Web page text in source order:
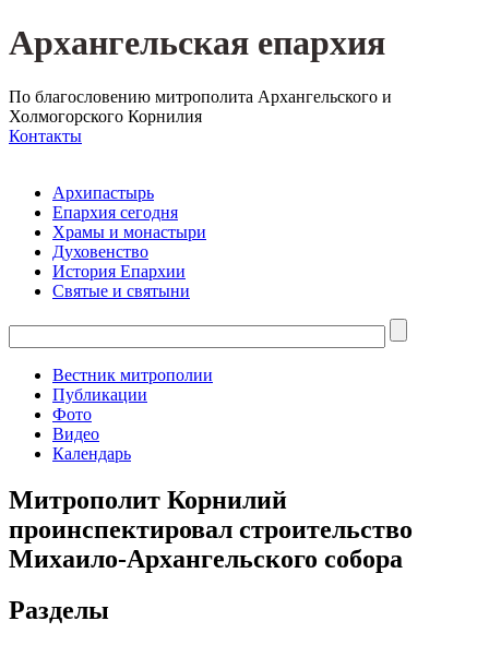
Архангельская епархия
По благословению митрополита Архангельского и
Холмогорского Корнилия
Контакты
Архипастырь
Епархия сегодня
Храмы и монастыри
Духовенство
История Епархии
Святые и святыни
Вестник митрополии
Публикации
Фото
Видео
Календарь
Митрополит Корнилий
проинспектировал строительство
Михаило-Архангельского собора
Разделы